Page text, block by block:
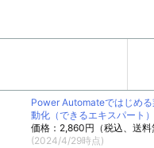
Power Automateではじめ
動化（できるエキスパート
価格：2,860円（税込、送料
(2024/4/29時点)